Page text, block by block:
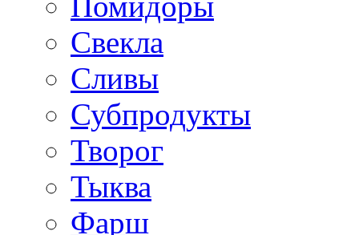
Свекла
Сливы
Субпродукты
Творог
Тыква
Фарш